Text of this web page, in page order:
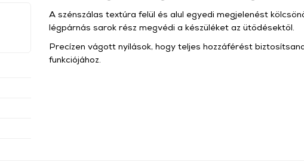
A szénszálas textúra felül és alul egyedi megjelenést
légpárnás sarok rész megvédi a készüléket az ütődésektől.
Precízen vágott nyílások, hogy teljes hozzáférést
funkciójához.